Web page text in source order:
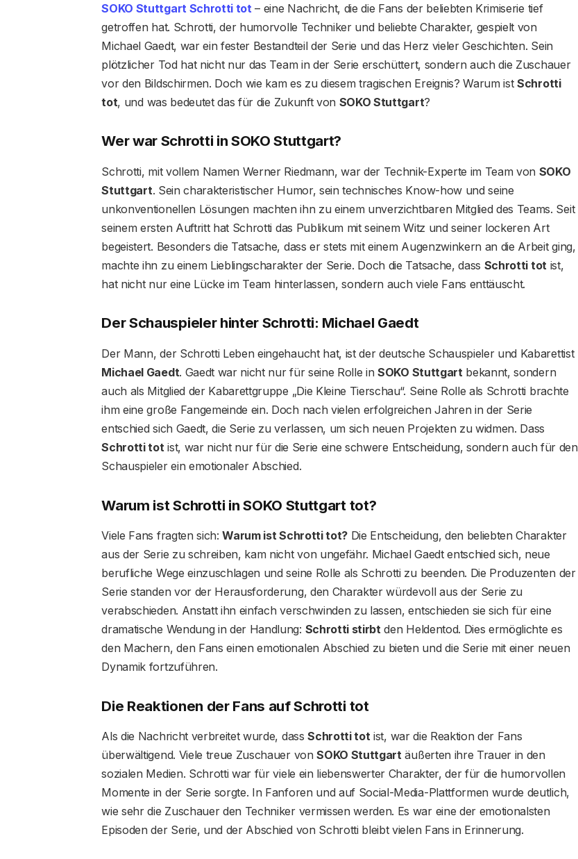
SOKO Stuttgart Schrotti tot – eine Nachricht, die die Fans der beliebten Krimiserie tief
getroffen hat. Schrotti, der humorvolle Techniker und beliebte Charakter, gespielt von
Michael Gaedt, war ein fester Bestandteil der Serie und das Herz vieler Geschichten. Sein
plötzlicher Tod hat nicht nur das Team in der Serie erschüttert, sondern auch die Zuschauer
vor den Bildschirmen. Doch wie kam es zu diesem tragischen Ereignis? Warum istSchrotti
tot, und was bedeutet das für die Zukunft von SOKO Stuttgart?
Wer war Schrotti in SOKO Stuttgart?
Schrotti, mit vollem Namen Werner Riedmann, war der Technik-Experte im Team von SOKO
Stuttgart. Sein charakteristischer Humor, sein technisches Know-how und seine
unkonventionellen Lösungen machten ihn zu einem unverzichtbaren Mitglied des Teams. Seit
seinem ersten Auftritt hat Schrotti das Publikum mit seinem Witz und seiner lockeren Art
begeistert. Besonders die Tatsache, dass er stets mit einem Augenzwinkern an die Arbeit ging,
machte ihn zu einem Lieblingscharakter der Serie. Doch die Tatsache, dass Schrotti tot ist,
hat nicht nur eine Lücke im Team hinterlassen, sondern auch viele Fans enttäuscht.
Der Schauspieler hinter Schrotti: Michael Gaedt
Der Mann, der Schrotti Leben eingehaucht hat, ist der deutsche Schauspieler und Kabarettist
Michael Gaedt. Gaedt war nicht nur für seine Rolle inSOKO Stuttgart bekannt, sondern
auch als Mitglied der Kabarettgruppe „Die Kleine Tierschau“. Seine Rolle als Schrotti brachte
ihm eine große Fangemeinde ein. Doch nach vielen erfolgreichen Jahren in der Serie
entschied sich Gaedt, die Serie zu verlassen, um sich neuen Projekten zu widmen. Dass
Schrotti tot ist, war nicht nur für die Serie eine schwere Entscheidung, sondern auch für den
Schauspieler ein emotionaler Abschied.
Warum ist Schrotti in SOKO Stuttgart tot?
Viele Fans fragten sich:Warum ist Schrotti tot? Die Entscheidung, den beliebten Charakter
aus der Serie zu schreiben, kam nicht von ungefähr. Michael Gaedt entschied sich, neue
berufliche Wege einzuschlagen und seine Rolle als Schrotti zu beenden. Die Produzenten der
Serie standen vor der Herausforderung, den Charakter würdevoll aus der Serie zu
verabschieden. Anstatt ihn einfach verschwinden zu lassen, entschieden sie sich für eine
dramatische Wendung in der Handlung: Schrotti stirbt den Heldentod. Dies ermöglichte es
den Machern, den Fans einen emotionalen Abschied zu bieten und die Serie mit einer neuen
Dynamik fortzuführen.
Die Reaktionen der Fans auf Schrotti tot
Als die Nachricht verbreitet wurde, dassSchrotti totist, war die Reaktion der Fans
überwältigend. Viele treue Zuschauer vonSOKO Stuttgartäußerten ihre Trauer in den
sozialen Medien. Schrotti war für viele ein liebenswerter Charakter, der für die humorvollen
Momente in der Serie sorgte. In Fanforen und auf Social-Media-Plattformen wurde deutlich,
wie sehr die Zuschauer den Techniker vermissen werden. Es war eine der emotionalsten
Episoden der Serie, und der Abschied von Schrotti bleibt vielen Fans in Erinnerung.